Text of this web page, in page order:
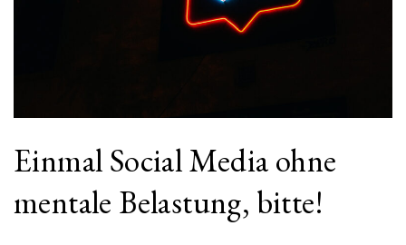
Einmal Social Media ohne
mentale Belastung, bitte!